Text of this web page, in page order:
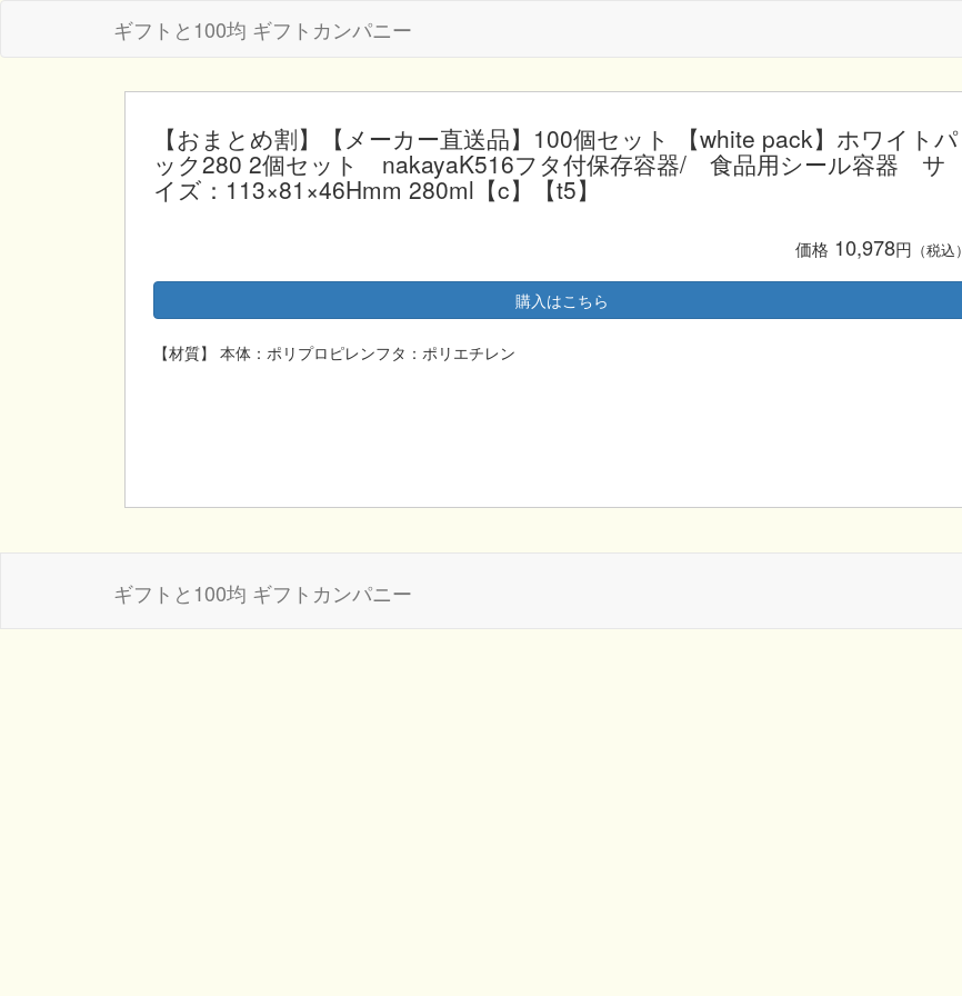
ギフトと100均 ギフトカンパニー
【おまとめ割】【メーカー直送品】100個セット 【white pack】ホワイトパ
ック280 2個セット nakayaK516フタ付保存容器/ 食品用シール容器 サ
イズ：113×81×46Hmm 280ml【c】【t5】
価格 10,978円 （税込）
購入はこちら
【材質】 本体：ポリプロピレンフタ：ポリエチレン
ギフトと100均 ギフトカンパニー